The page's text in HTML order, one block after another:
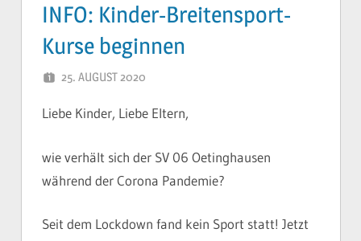
INFO: Kinder-Breitensport-
Kurse beginnen
25. AUGUST 2020
Liebe Kinder, Liebe Eltern,
wie verhält sich der SV 06 Oetinghausen
während der Corona Pandemie?
Seit dem Lockdown fand kein Sport statt! Jetzt